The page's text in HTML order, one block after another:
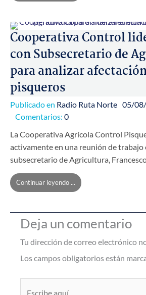
Cooperativa Control
con Subsecretario de
para analizar
pisqueros
Publicado en Radio Ruta Norte 05/
Comentarios: 0
La Cooperativa Agrícola Control
activamente en una reunión de trabajo
subsecretario de Agricultura,
Continuar leyendo ...
Deja un comentario
Tu dirección de correo electrónico
Los campos obligatorios están